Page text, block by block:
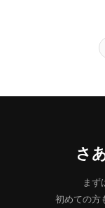
さ
まず
初めての方